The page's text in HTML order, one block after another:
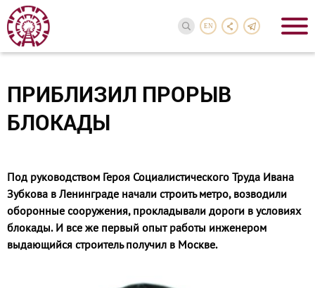
EN
ПРИБЛИЗИЛ ПРОРЫВ
БЛОКАДЫ
Под руководством Героя Социалистического Труда Ивана
Зубкова в Ленинграде начали строить метро, возводили
оборонные сооружения, прокладывали дороги в условиях
блокады. И все же первый опыт работы инженером
выдающийся строитель получил в Москве.